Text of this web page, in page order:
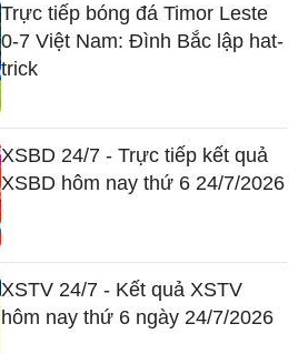
Trực tiếp bóng đá Timor Leste
0-7 Việt Nam: Đình Bắc lập hat-
trick
XSBD 24/7 - Trực tiếp kết quả
XSBD hôm nay thứ 6 24/7/2026
XSTV 24/7 - Kết quả XSTV
hôm nay thứ 6 ngày 24/7/2026